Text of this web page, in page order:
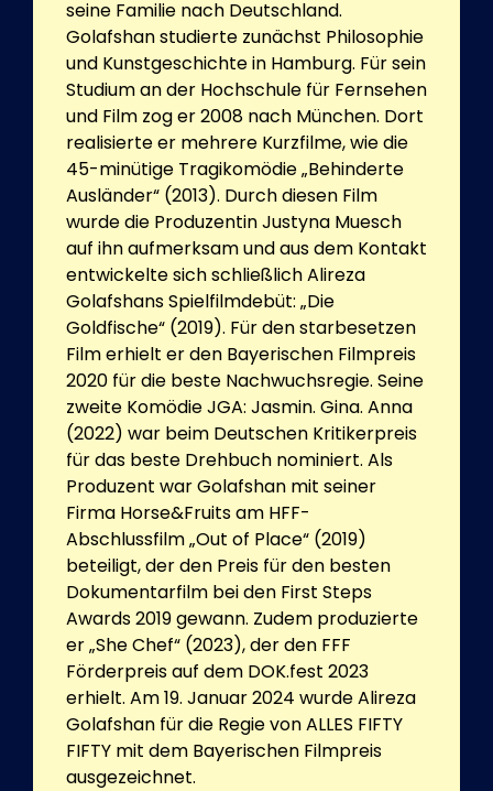
seine Familie nach Deutschland.
Golafshan studierte zunächst Philosophie
und Kunstgeschichte in Hamburg. Für sein
Studium an der Hochschule für Fernsehen
und Film zog er 2008 nach München. Dort
realisierte er mehrere Kurzfilme, wie die
45-minütige Tragikomödie „Behinderte
Ausländer“ (2013). Durch diesen Film
wurde die Produzentin Justyna Muesch
auf ihn aufmerksam und aus dem Kontakt
entwickelte sich schließlich Alireza
Golafshans Spielfilmdebüt: „Die
Goldfische“ (2019). Für den starbesetzen
Film erhielt er den Bayerischen Filmpreis
2020 für die beste Nachwuchsregie. Seine
zweite Komödie JGA: Jasmin. Gina. Anna
(2022) war beim Deutschen Kritikerpreis
für das beste Drehbuch nominiert. Als
Produzent war Golafshan mit seiner
Firma Horse&Fruits am HFF-
Abschlussfilm „Out of Place“ (2019)
beteiligt, der den Preis für den besten
Dokumentarfilm bei den First Steps
Awards 2019 gewann. Zudem produzierte
er „She Chef“ (2023), der den FFF
Förderpreis auf dem DOK.fest 2023
erhielt. Am 19. Januar 2024 wurde Alireza
Golafshan für die Regie von ALLES FIFTY
FIFTY mit dem Bayerischen Filmpreis
ausgezeichnet.